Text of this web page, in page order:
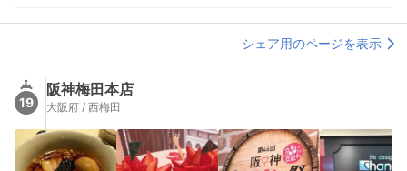
00 ※その他エンターテインメント施設は施設により異なる ※
一部営業時間の異なる店舗あり 休日：不定休 ※新型コロナウ
イルス感染症拡大防止のため、営業日時が変更になる可能性があ
シェア用のページを表示
19
阪神梅田本店
大阪府 / 西梅田